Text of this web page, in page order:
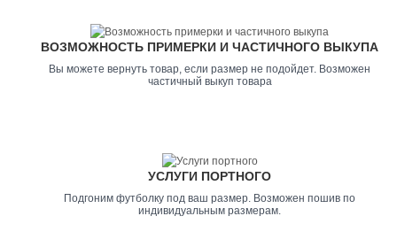
ВОЗМОЖНОСТЬ ПРИМЕРКИ И ЧАСТИЧНОГО ВЫКУПА
Вы можете вернуть товар, если размер не подойдет. Возможен
частичный выкуп товара
УСЛУГИ ПОРТНОГО
Подгоним футболку под ваш размер. Возможен пошив по
индивидуальным размерам.